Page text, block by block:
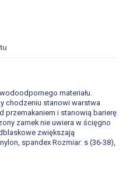
materiału.
chodzeniu stanowi warstwa
przemakaniem i stanowią barierę
zamek nie uwiera w ścięgno
zwiększają
spandex Rozmiar: s (36-38),